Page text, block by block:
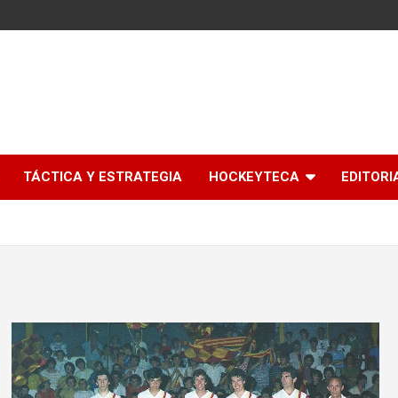
TÁCTICA Y ESTRATEGIA HOCKEYTECA